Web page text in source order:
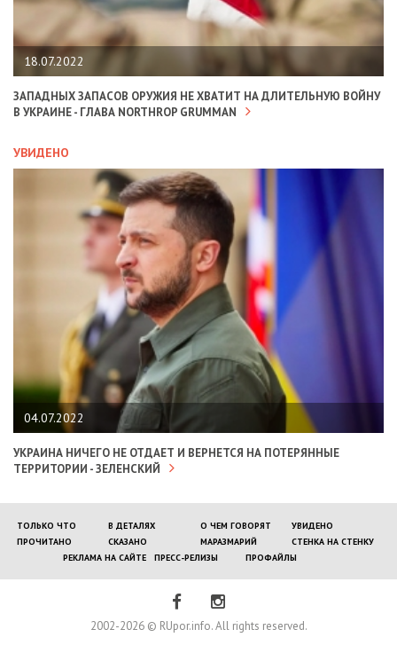
18.07.2022
ЗАПАДНЫХ ЗАПАСОВ ОРУЖИЯ НЕ ХВАТИТ НА ДЛИТЕЛЬНУЮ ВОЙНУ
В УКРАИНЕ - ГЛАВА NORTHROP GRUMMAN
УВИДЕНО
04.07.2022
УКРАИНА НИЧЕГО НЕ ОТДАЕТ И ВЕРНЕТСЯ НА ПОТЕРЯННЫЕ
ТЕРРИТОРИИ - ЗЕЛЕНСКИЙ
ТОЛЬКО ЧТО В ДЕТАЛЯХ О ЧЕМ ГОВОРЯТ
УВИДЕНО
ПРОЧИТАНО
СКАЗАНО МАРАЗМАРИЙ
СТЕНКА НА СТЕНКУ
РЕКЛАМА НА САЙТЕ
ПРЕСС-РЕЛИЗЫ ПРОФАЙЛЫ
2002-2026 © RUpor.info. All rights reserved.